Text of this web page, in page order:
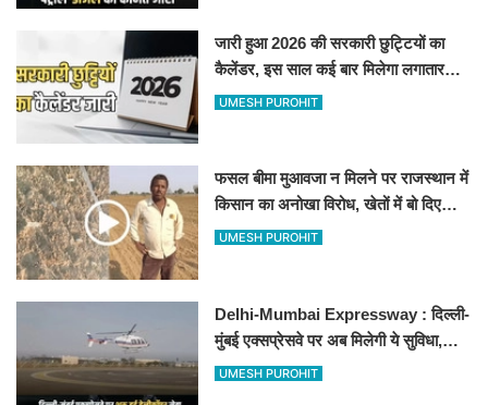
जारी हुआ 2026 की सरकारी छुट्टियों का
कैलेंडर, इस साल कई बार मिलेगा लगातार
अवकाश, देखें
UMESH PUROHIT
फसल बीमा मुआवजा न मिलने पर राजस्थान में
किसान का अनोखा विरोध, खेतों में बो दिए
500-500 रुपए के नोट, वीडियो वायरल
UMESH PUROHIT
Delhi-Mumbai Expressway : दिल्ली-
मुंबई एक्सप्रेसवे पर अब मिलेगी ये सुविधा,
हेलीकॉप्टर सर्विस से तुरंत घायल पहुंचेगा
UMESH PUROHIT